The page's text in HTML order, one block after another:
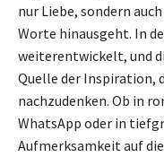
nur Liebe, sondern
Worte hinausgeht. In
weiterentwickelt, und
Quelle der Inspiration,
nachzudenken. Ob in
WhatsApp oder in
Aufmerksamkeit auf